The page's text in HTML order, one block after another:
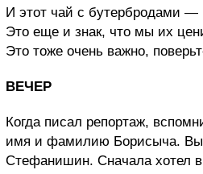
И этот чай с бутербродами —
Это еще и знак, что мы их
Это тоже очень важно,
ВЕЧЕР
Когда писал репортаж,
имя и фамилию Борисыча.
Стефанишин. Сначала хотел